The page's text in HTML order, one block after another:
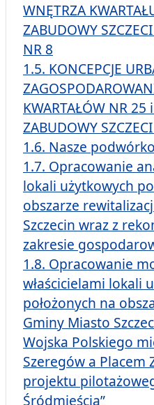
WNĘTRZA
ZABUDOWY
NR 8
1.5. KONCEPCJE
KWARTAŁÓW NR 25
ZABUDOWY
1.6. Nasze
1.7. Opracowanie
lokali użytkowych
obszarze
Szczecin wraz z
zakresie
1.8. Opracowanie
właścicielami lokali
położonych na
Gminy Miasto
Wojska Polskiego
Szeregów a Placem
projektu
Śródmieścia”